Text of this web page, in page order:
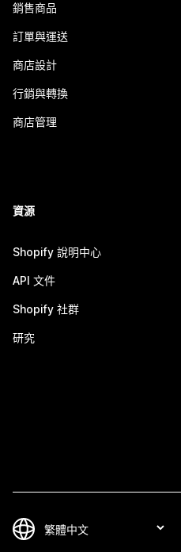
銷售商品
訂單與運送
商店設計
行銷與轉換
商店管理
資源
Shopify 說明中心
API 文件
Shopify 社群
研究